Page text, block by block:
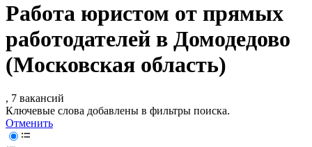
Работа юристом от прямых
работодателей в Домодедово
(Московская область)
, 7 вакансий
Ключевые слова добавлены в фильтры поиска.
Отменить